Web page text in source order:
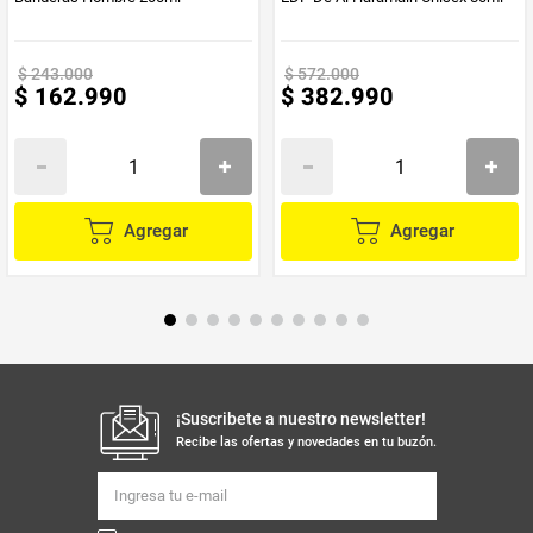
$243.000
$ 162.990
Agregar
$572.000
$ 382.990
Agregar
¡Suscribete a nuestro newsletter!
Recibe las ofertas y novedades en tu buzón.